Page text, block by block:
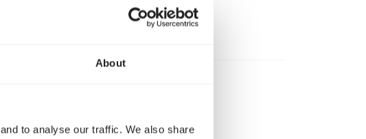
About
to analyse our traffic. We also share